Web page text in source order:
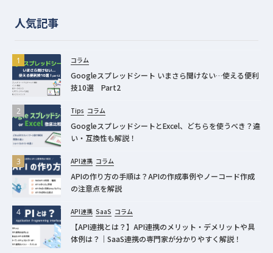
人気記事
コラム
Googleスプレッドシート いまさら聞けない…使える便利
技10選 Part2
Tips コラム
GoogleスプレッドシートとExcel、どちらを使うべき？違
い・互換性も解説！
API連携 コラム
APIの作り方の手順は？APIの作成事例やノーコード作成
の注意点を解説
API連携 SaaS コラム
【API連携とは？】API連携のメリット・デメリットや具
体例は？｜SaaS連携の専門家が分かりやすく解説！